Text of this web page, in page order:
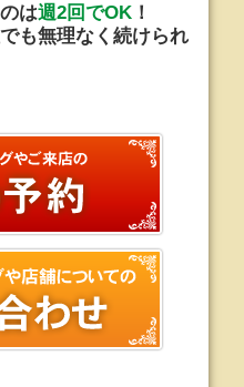
は週2回でOK！
も無理なく 続けられ